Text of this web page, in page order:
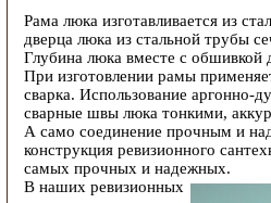
Рама люка изготавливается из
дверца люка из стальной трубы
Глубина люка вместе с
При изготовлении рамы
сварка. Использование аргонно-
сварные швы люка тонкими,
А само соединение прочным и
конструкция ревизионного
самых прочных и надежных.
В наших ревизионных